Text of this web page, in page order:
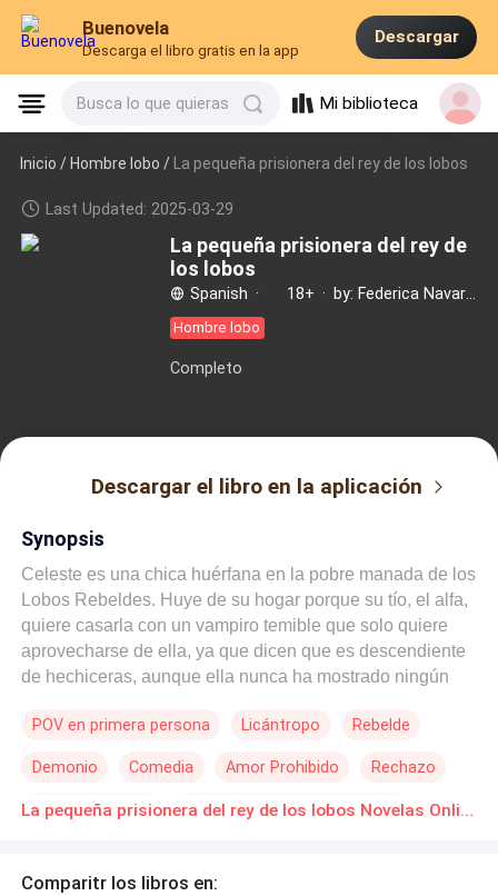
Buenovela
Descarga el libro gratis en la app
Descargar
Busca lo que quieras Mi biblioteca
Inicio /Hombre lobo / La pequeña prisionera del rey de los lobos
Last Updated: 2025-03-29
La pequeña prisionera del rey de
los lobos
Spanish · 18+ ·
Hombre lobo
Completo
Descargar el libro en la aplicación
Synopsis
Celeste es una chica huérfana en la pobre manada de los
Lobos Rebeldes. Huye de su hogar porque su tío, el alfa,
quiere casarla con un vampiro temible que solo quiere
aprovecharse de ella, ya que dicen que es descendiente
de hechiceras, aunque ella nunca ha mostrado ningún
peor adversario: el Rey de todos los Lobos, quien
bajo su poder. El rey Alaric es un lobo antiguo amargado
y violento que se ha dedicado a cazar a todos aquellos
hechizera y quiere acabar con ella... por otro, no puede
POV en primera persona Licántropo Rebelde
Demonio Comedia Amor Prohibido Rechazo
Contemporánea Novia/Futuro Esposo Fugitivo La pequeña prisionera del rey de los lobos Novelas Online Descarga gratuita de PDF
Comparitr los libros en: